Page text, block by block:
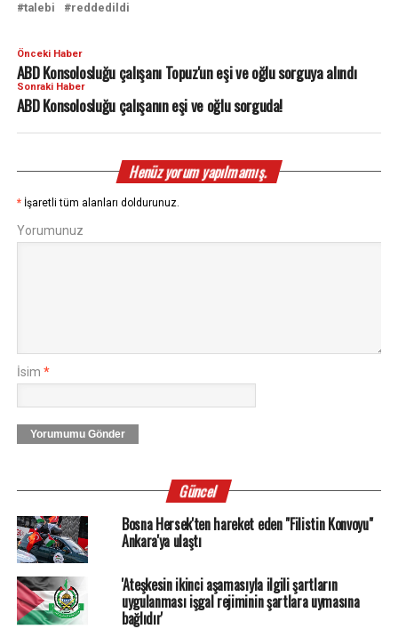
talebi
reddedildi
Önceki Haber
ABD Konsolosluğu çalışanı Topuz'un eşi ve oğlu sorguya alındı
Sonraki Haber
ABD Konsolosluğu çalışanın eşi ve oğlu sorguda!
Henüz yorum yapılmamış.
* İşaretli tüm alanları doldurunuz.
Yorumunuz
İsim *
Yorumumu Gönder
Güncel
Bosna Hersek'ten hareket eden "Filistin Konvoyu"
Ankara'ya ulaştı
'Ateşkesin ikinci aşamasıyla ilgili şartların
uygulanması işgal rejiminin şartlara uymasına
bağlıdır'